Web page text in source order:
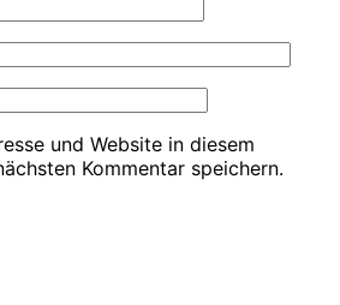
und Website in diesem
Kommentar speichern.